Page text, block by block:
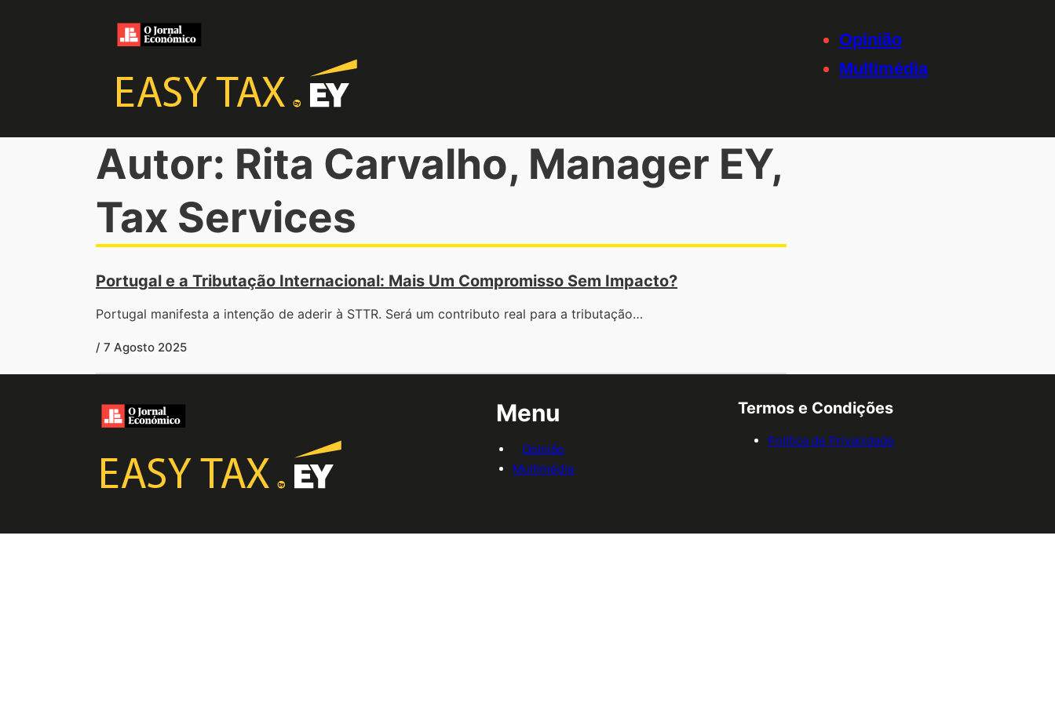
Opinião
Multimédia
Autor: Rita Carvalho, Manager EY,
Tax Services
Portugal e a Tributação Internacional: Mais Um Compromisso Sem Impacto?
Portugal manifesta a intenção de aderir à STTR. Será um contributo real para a tributação…
/ 7 Agosto 2025
Menu
Opinião
Multimédia
Termos e Condições
Política de Privacidade